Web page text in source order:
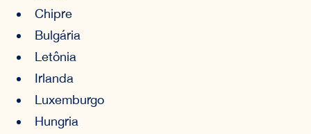
Chipre
Bulgária
Letônia
Irlanda
Luxemburgo
Hungria